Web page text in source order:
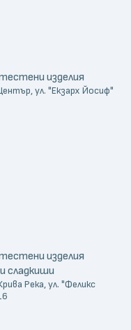
изделия
ул. "Екзарх Йосиф"
изделия
сладкиши
Река, ул. "Феликс